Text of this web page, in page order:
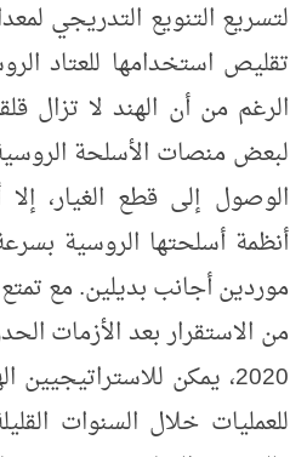
لتسريع التنويع التدريجي
تقليص استخدامها للعتاد
الرغم من أن الهند لا تزال
لبعض منصات الأسلحة
الوصول إلى قطع الغيار،
أنظمة أسلحتها الروسية
موردين أجانب بديلين. مع
2020، يمكن
للعمليات خلال السنوات